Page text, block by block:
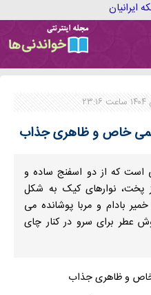
خاص و ظاهری جذاب
است که از دو اسفنج ساده و
نوارهای کیک به شکل
بادام و مربا پوشانده می
عطر برای سرو در کنار چای